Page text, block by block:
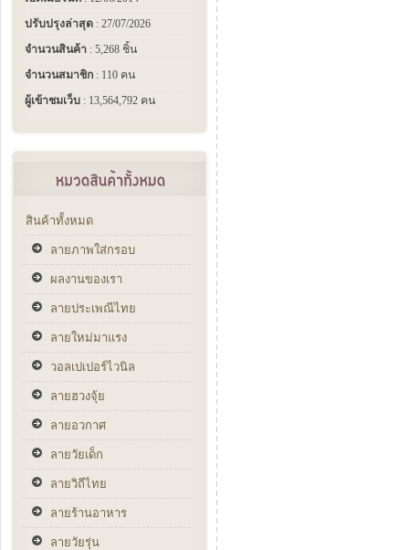
ปรับปรุงล่าสุด : 27/07/2026
จำนวนสินค้า : 5,268 ชิ้น
จำนวนสมาชิก : 110 คน
ผู้เข้าชมเว็บ : 13,564,792 คน
สินค้าทั้งหมด
ลายภาพใส่กรอบ
ผลงานของเรา
ลายประเพณีไทย
ลายใหม่มาแรง
วอลเปเปอร์ไวนิล
ลายฮวงจุ้ย
ลายอวกาศ
ลายวัยเด็ก
ลายวิถีไทย
ลายร้านอาหาร
ลายวัยรุ่น